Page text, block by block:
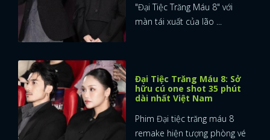
"Đại Tiệc Trăng Máu 8" với
màn tái xuất của lão ...
Đại Tiệc Trăng Máu 8: Sở
hữu cú one shot 35 phút
dài nhất Việt Nam
Phim Đại tiệc trăng máu 8
remake hiện tượng phòng vé